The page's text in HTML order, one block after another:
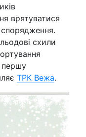
врятуватися
схили
першу
ТРК Вежа.